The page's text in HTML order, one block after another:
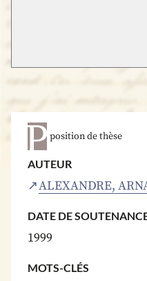
position de thèse
AUTEUR
ALEXANDRE,
DATE DE
1999
MOTS-CLÉS